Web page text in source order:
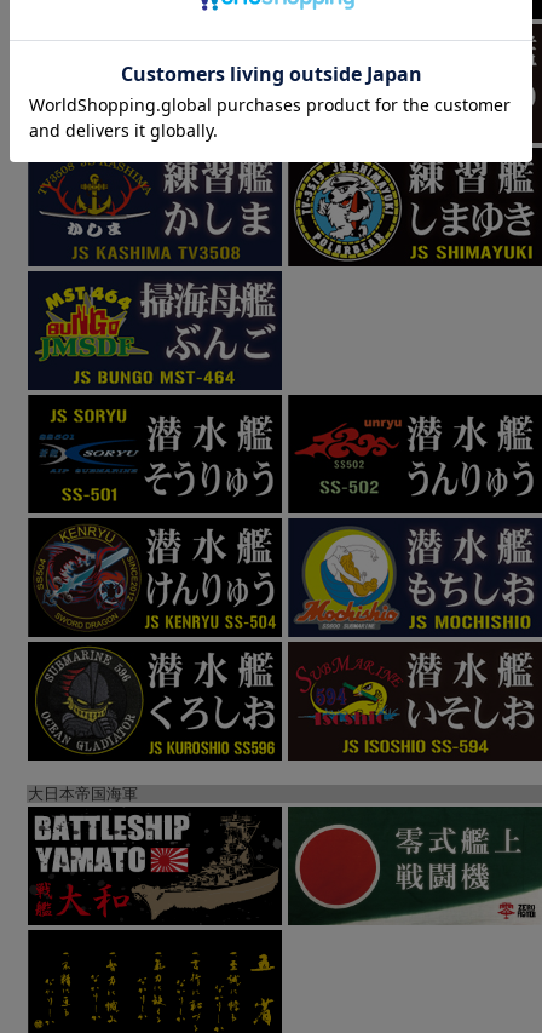
大日本帝国海軍